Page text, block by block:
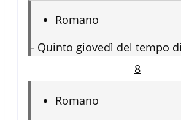
Romano
- Quinto giovedì del tempo
8
Romano